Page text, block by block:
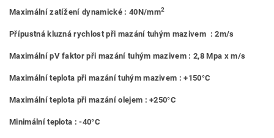
Maximální zatížení dynamické : 40N/mm2
Přípustná kluzná rychlost při mazání tuhým mazivem : 2m/s
Maximální pV faktor při mazání tuhým mazivem : 2,8 Mpa x m/s
Maximální teplota při mazání tuhým mazivem : +150°C
Maximální teplota při mazání olejem : +250°C
Minimální teplota : -40°C